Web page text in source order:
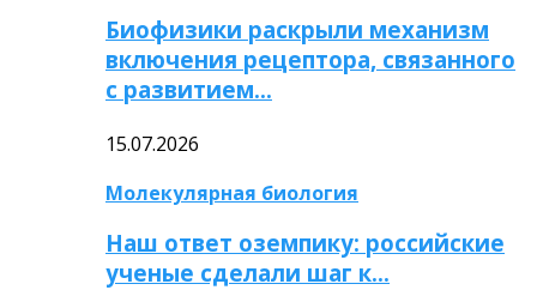
Биофизики раскрыли механизм
включения рецептора, связанного
с развитием…
15.07.2026
Молекулярная биология
Наш ответ оземпику: российские
ученые сделали шаг к…